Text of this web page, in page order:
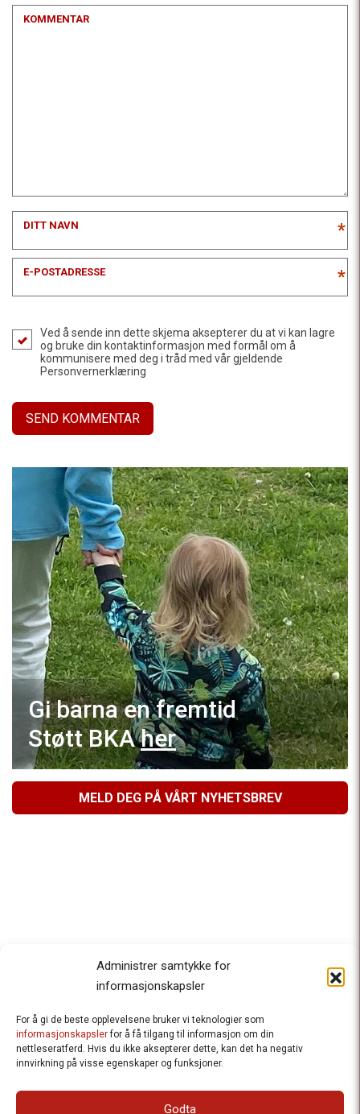
Administrer samtykke for
informasjonskapsler
For å gi de beste opplevelsene bruker vi teknologier som
informasjonskapslerfor å få tilgang til informasjon om din
nettleseratferd. Hvis du ikke aksepterer dette, kan det ha negativ
innvirkning på visse egenskaper og funksjoner.
Godta
KOMMENTAR
DITT NAVN *
E-POSTADRESSE *
Ved å sende inn dette skjema aksepterer du at vi kan lagre
og bruke din kontaktinformasjon med formål om å
kommunisere med deg i tråd med vår gjeldende
Personvernerklæring
Gi barna en fremtid
Støtt BKAher
MELD DEG PÅ VÅRT NYHETSBREV
Besteforeldrenes klimaaksjon
Ansvarlig redaktør
: Halfdan Wiik |